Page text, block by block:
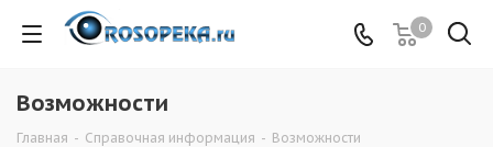
0
Возможности
Главная - Справочная информация - Возможности